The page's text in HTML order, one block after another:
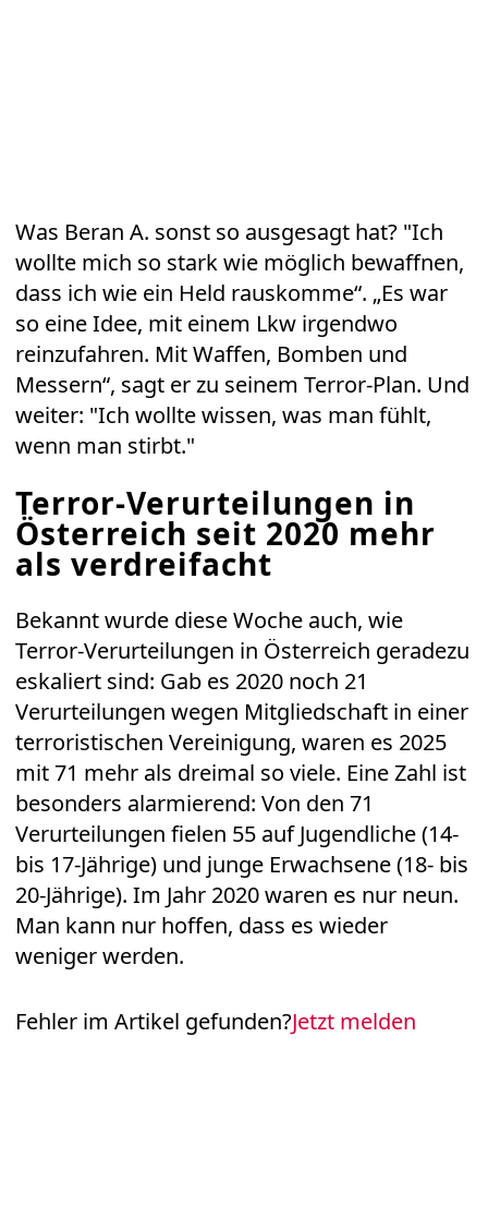
Was Beran A. sonst so ausgesagt hat? "Ich
wollte mich so stark wie möglich bewaffnen,
dass ich wie ein Held rauskomme“. „Es war
so eine Idee, mit einem Lkw irgendwo
reinzufahren. Mit Waffen, Bomben und
Messern“, sagt er zu seinem Terror-Plan. Und
weiter: "Ich wollte wissen, was man fühlt,
wenn man stirbt."
Terror-Verurteilungen in
Österreich seit 2020 mehr
als verdreifacht
Bekannt wurde diese Woche auch, wie
Terror-Verurteilungen in Österreich geradezu
eskaliert sind: Gab es 2020 noch 21
Verurteilungen wegen Mitgliedschaft in einer
terroristischen Vereinigung, waren es 2025
mit 71 mehr als dreimal so viele. Eine Zahl ist
besonders alarmierend: Von den 71
Verurteilungen fielen 55 auf Jugendliche (14-
bis 17-Jährige) und junge Erwachsene (18- bis
20-Jährige). Im Jahr 2020 waren es nur neun.
Man kann nur hoffen, dass es wieder
weniger werden.
Fehler im Artikel gefunden?Jetzt melden